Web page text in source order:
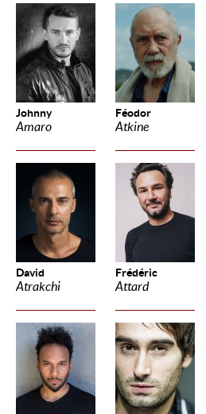
Johnny
Amaro
Féodor
Atkine
David
Atrakchi
Frédéric
Attard